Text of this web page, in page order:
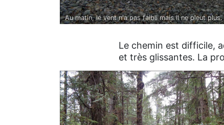
Au matin, le vent n'a pas faibli mais il ne pleut plus.
Le chemin est difficile,
et très glissantes. La